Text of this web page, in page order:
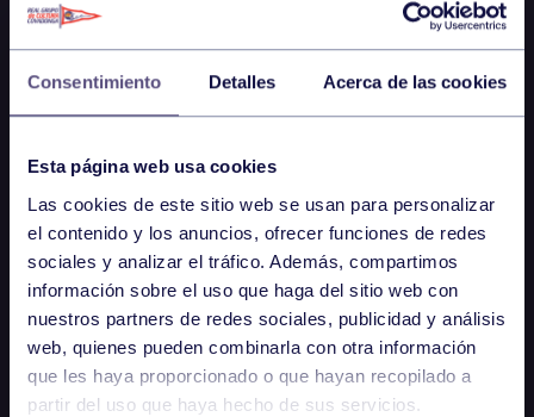
Consentimiento Detalles Acerca de las cookies
Esta página web usa cookies
Las cookies de este sitio web se usan para personalizar
el contenido y los anuncios, ofrecer funciones de redes
sociales y analizar el tráfico. Además, compartimos
información sobre el uso que haga del sitio web con
nuestros partners de redes sociales, publicidad y análisis
web, quienes pueden combinarla con otra información
que les haya proporcionado o que hayan recopilado a
partir del uso que haya hecho de sus servicios.